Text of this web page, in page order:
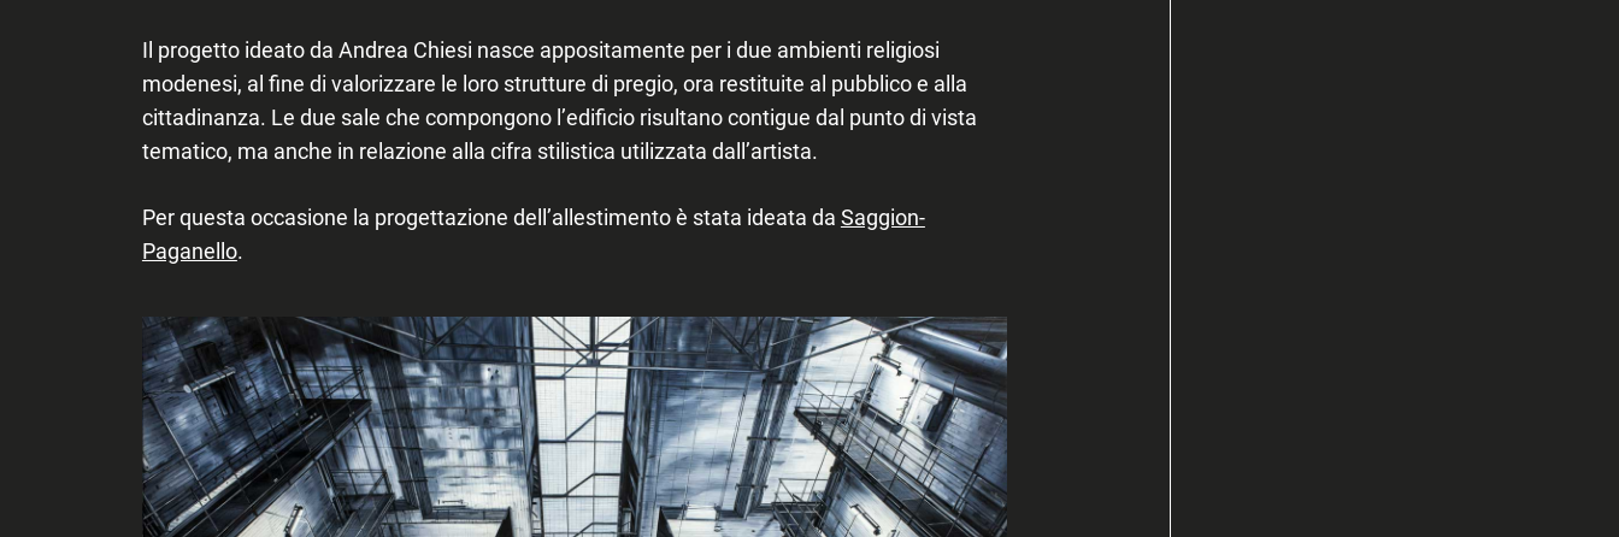
Il progetto ideato da Andrea Chiesi nasce appositamente per i due ambienti religiosi
modenesi, al fine di valorizzare le loro strutture di pregio, ora restituite al pubblico e alla
cittadinanza. Le due sale che compongono l’edificio risultano contigue dal punto di vista
tematico, ma anche in relazione alla cifra stilistica utilizzata dall’artista.
Per questa occasione la progettazione dell’allestimento è stata ideata da Saggion-
Paganello.
Search
for: